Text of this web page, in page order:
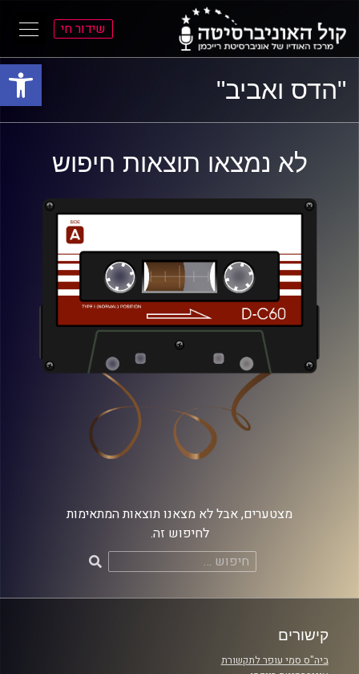
פתח
התפריט
הראשי
התוכן
הראשי
שידור חי
"הדס ואביב"
לא נמצאו תוצאות חיפוש
מצטערים, אבל לא מצאנו תוצאות המתאימות
לחיפוש זה.
חיפוש:
קישורים
ביה"ס סמי עופר לתקשורת